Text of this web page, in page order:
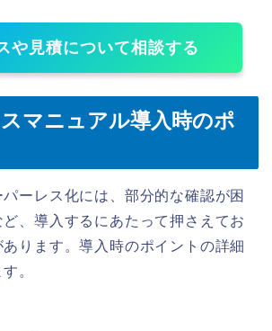
や見積について相談する
マニュアル導入時のポ
ーレス化には、部分的な確認が困
、導入するにあたって押さえてお
ります。導入時のポイントの詳細
。